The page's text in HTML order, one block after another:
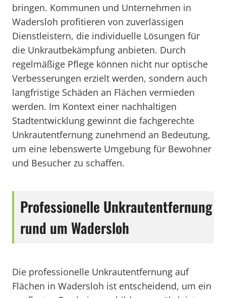
bringen. Kommunen und Unternehmen in
Wadersloh profitieren von zuverlässigen
Dienstleistern, die individuelle Lösungen für
die Unkrautbekämpfung anbieten. Durch
regelmäßige Pflege können nicht nur optische
Verbesserungen erzielt werden, sondern auch
langfristige Schäden an Flächen vermieden
werden. Im Kontext einer nachhaltigen
Stadtentwicklung gewinnt die fachgerechte
Unkrautentfernung zunehmend an Bedeutung,
um eine lebenswerte Umgebung für Bewohner
und Besucher zu schaffen.
Professionelle Unkrautentfernung
rund um Wadersloh
Die professionelle Unkrautentfernung auf
Flächen in Wadersloh ist entscheidend, um ein